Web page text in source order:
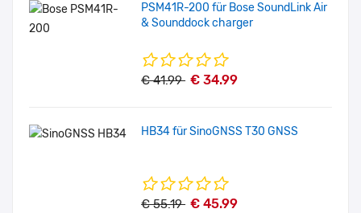
PSM41R-200 für Bose SoundLink Air
& Sounddock charger
€ 41.99 € 34.99
HB34 für SinoGNSS T30 GNSS
€ 55.19 € 45.99